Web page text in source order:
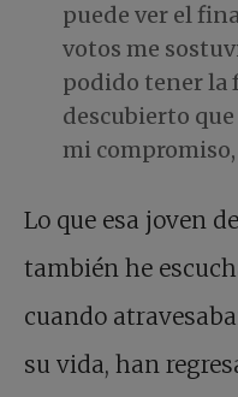
puede ver el
votos me
podido tener la
descubierto
mi
Lo que esa joven
también he
cuando
su vida, han